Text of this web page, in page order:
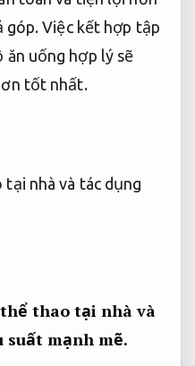
góp. Việc kết hợp tập
ăn uống hợp lý sẽ
tốt nhất.
thao tại nhà và
suất mạnh mẽ.